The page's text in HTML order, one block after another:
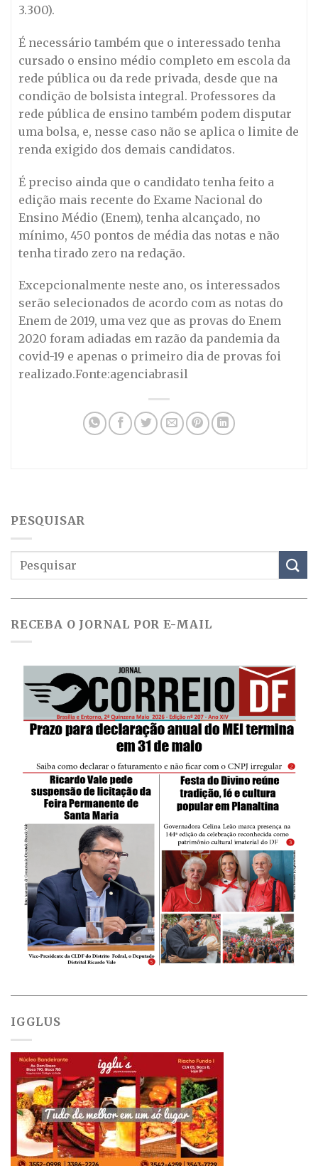
3.300).
É necessário também que o interessado tenha
cursado o ensino médio completo em escola da
rede pública ou da rede privada, desde que na
condição de bolsista integral. Professores da
rede pública de ensino também podem disputar
uma bolsa, e, nesse caso não se aplica o limite de
renda exigido dos demais candidatos.
É preciso ainda que o candidato tenha feito a
edição mais recente do Exame Nacional do
Ensino Médio (Enem), tenha alcançado, no
mínimo, 450 pontos de média das notas e não
tenha tirado zero na redação.
Excepcionalmente neste ano, os interessados
serão selecionados de acordo com as notas do
Enem de 2019, uma vez que as provas do Enem
2020 foram adiadas em razão da pandemia da
covid-19 e apenas o primeiro dia de provas foi
realizado.Fonte:agenciabrasil
PESQUISAR
RECEBA O JORNAL POR E-MAIL
IGGLUS